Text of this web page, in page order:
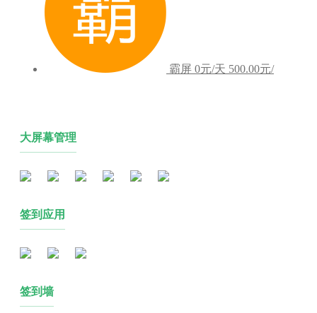
霸屏 0元/天 500.00元/
大屏幕管理
签到应用
签到墙